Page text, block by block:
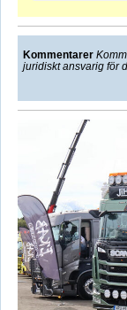
Kommentarer
juridiskt ansvarig för